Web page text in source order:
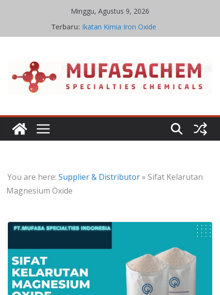
Minggu, Agustus 9, 2026
Terbaru: Ikatan Kimia Iron Oxide
Sifat Kelarutan Iron Oxide
Pabrik Penghasil Iron Oxide
You are here: Supplier & Distributor» Sifat Kelarutan
Magnesium Oxide